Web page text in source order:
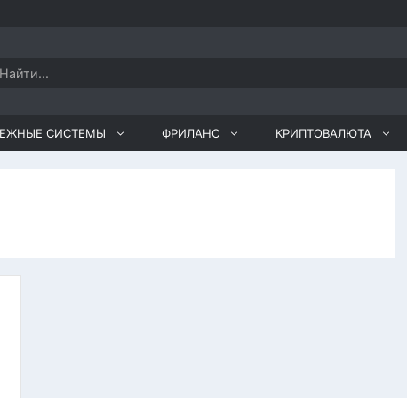
СИСТЕМЫ ФРИЛАНС КРИПТОВАЛЮТА